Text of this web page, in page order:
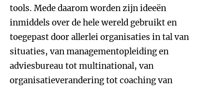
tools. Mede daarom worden zijn ideeën
inmiddels over de hele wereld gebruikt en
toegepast door allerlei organisaties in tal van
situaties, van managementopleiding en
adviesbureau tot multinational, van
organisatieverandering tot coaching van